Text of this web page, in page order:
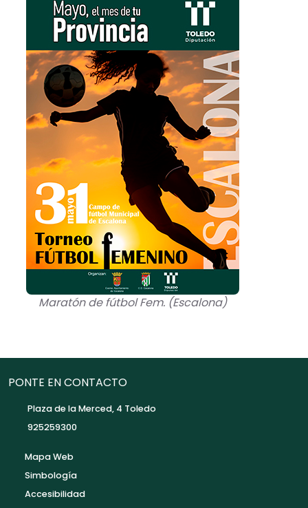
Maratón de fútbol Fem. (Escalona)
PONTE EN CONTACTO
Plaza de la Merced, 4 Toledo
925259300
Mapa Web
Simbología
Accesibilidad